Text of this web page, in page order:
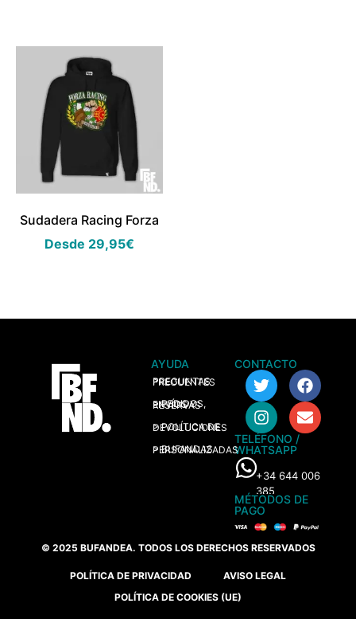
Sudadera Racing Forza
Desde 29,95€
AYUDA
> PREGUNTAS FRECUENTES
> PEDIDOS, ENVÍOS Y RESERVAS
> POLÍTICA DE DEVOLUCIONES
> BUFANDAS PERSONALIZADAS
CONTACTO
TELÉFONO /
WHATSAPP
+34 644 006
385
MÉTODOS DE
PAGO
© 2025 BUFANDEA. TODOS LOS DERECHOS RESERVADOS
POLÍTICA DE PRIVACIDAD
AVISO LEGAL
POLÍTICA DE COOKIES (UE)